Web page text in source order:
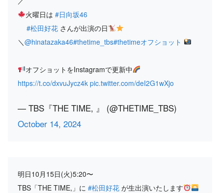
火曜日は #日向坂46
#松田好花 さんが出演の日
＼ @hinatazaka46#thetime_tbs#thetimeオフショット
オフショットをInstagramで更新中
https://t.co/dxvuJycz4k pic.twitter.com/deI2G1wXjo
— TBS『THE TIME, 』 (@THETIME_TBS)
October 14, 2024
明日10月15日(火)5:20〜
TBS「THE TIME,」に #松田好花 が生出演いたします